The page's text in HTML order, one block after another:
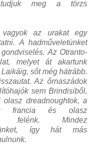
meg a törzs
az urakat egy
A hadműveletünket
Az Otranto-
melyet át akartunk
sőt még hátrább.
Az őrnaszádok
sem Brindisiből,
olasz dreadnoughtok, a
francia és olasz
felénk. Mindez
így hát más